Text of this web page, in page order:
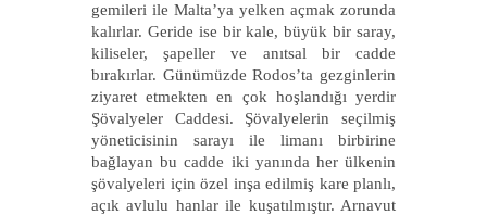
gemileri ile Malta’ya yelken açmak zorunda
kalırlar. Geride ise bir kale, büyük bir saray,
kiliseler, şapeller ve anıtsal bir cadde
bırakırlar. Günümüzde Rodos’ta gezginlerin
ziyaret etmekten en çok hoşlandığı yerdir
Şövalyeler Caddesi. Şövalyelerin seçilmiş
yöneticisinin sarayı ile limanı birbirine
bağlayan bu cadde iki yanında her ülkenin
şövalyeleri için özel inşa edilmiş kare planlı,
açık avlulu hanlar ile kuşatılmıştır. Arnavut